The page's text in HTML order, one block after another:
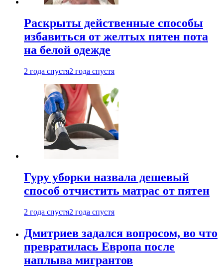
Раскрыты действенные способы
избавиться от желтых пятен пота
на белой одежде
2 года спустя2 года спустя
Гуру уборки назвала дешевый
способ отчистить матрас от пятен
2 года спустя2 года спустя
Дмитриев задался вопросом, во что
превратилась Европа после
наплыва мигрантов